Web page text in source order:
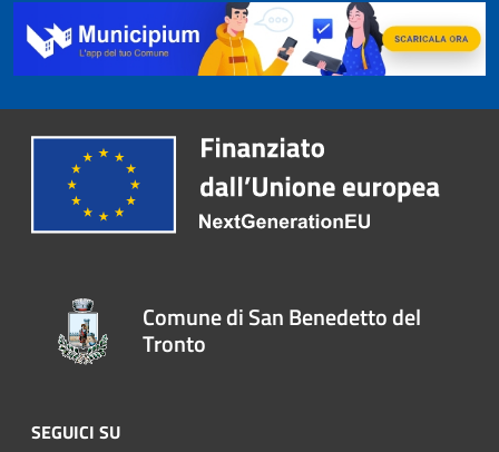
Comune di San Benedetto del
Tronto
SEGUICI SU